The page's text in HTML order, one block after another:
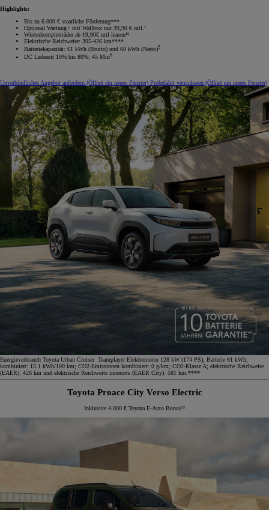
Highlights:
Bis zu 6.000 € staatliche Förderung***
Optional Wartung+ mit Wallbox nur 39,90 € mtl.⁷
Winterkompletträder ab 19,90€ mtl leasen¹⁵
Elektrische Reichweite: 395-426 km****
Batteriekapazität: 61 kWh (Brutto) und 60 kWh (Netto)5
DC Ladezeit 10% bis 80%: 45 Min6
Unverbindliches Angebot anfordern (Öffnet ein neues Fenster) Probefahrt vereinbaren (Öffnet ein neues Fenster)
Energieverbrauch Toyota Urban Cruiser Teamplayer Elektromotor 128 kW (174 PS), Batterie 61 kWh;
kombiniert: 15.1 kWh/100 km; CO2-Emissionen kombiniert: 0 g/km; CO2-Klasse A; elektrische Reichweite
(EAER): 426 km und elektrische Reichweite innerorts (EAER City): 581 km.****
Toyota Proace City Verso Electric
Inklusive 4.000 € Toyota E-Auto Bonus¹²